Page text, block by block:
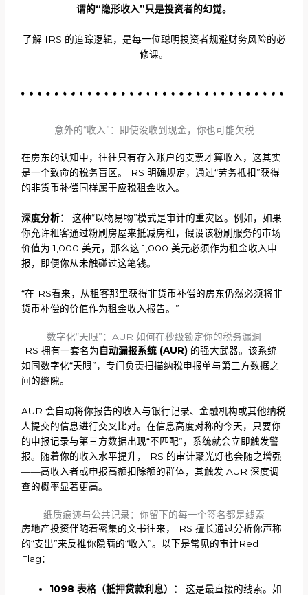
谓的“隐形收入”只是投资者的幻觉。
了解 IRS 的追踪逻辑，是每一位聪明投资者规避财务风险的必
修课。
意外的“收入”：即使没收到现金，你也可能欠税
在房东的认知中，往往只有存入账户的支票才算收入，这其实
是一个致命的税务盲区。IRS 明确规定，通过“劳务抵扣”获得
的非货币补偿同样属于应税租金收入。
深度分析：
这种“以物易物”模式是审计的重灾区。例如，如果
你允许租客通过粉刷房屋来抵减房租，假设该粉刷服务的市场
价值为 1,000 美元，那么这 1,000 美元必须作为租金收入申
报，即便你从未触碰过这笔钱。
“在IRS看来，从租客那里获得非货币补偿的房东仍然必须将非
货币补偿的价值作为租金收入报告。”
数字化“天眼”：AUR 如何在秒级锁定你的税务漏洞
IRS 拥有一套名为自动漏报系统 (AUR) 的强大武器。该系统
如同数字化“天眼”，专门负责扫描纳税申报单与第三方数据之
间的缝隙。
AUR 会自动将你报告的收入与银行记录、金融机构或其他纳税
人提交的信息进行交叉比对。在信息高度对称的今天，只要你
的申报记录与第三方数据出现“不匹配”，系统就会立即触发警
报。随着你的收入水平提升，IRS 的审计聚光灯也会随之增强
——高收入者或申报高额扣除额的群体，其触发 AUR 深度调
查的概率显著更高。
纸质痕迹与公共记录：你留下的每一个签名都是线索
房地产投资伴随着密集的文书往来，IRS 擅长通过分析你声称
的“支出”来反推你隐瞒的“收入”。以下是常见的审计Red
Flag：
1098 表格（抵押贷款利息）：
这是最直接的线索。如